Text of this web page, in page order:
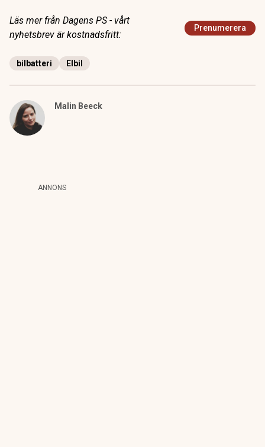
Läs mer från Dagens PS - vårt
nyhetsbrev är kostnadsfritt:
Prenumerera
bilbatteri Elbil
Malin Beeck
ANNONS